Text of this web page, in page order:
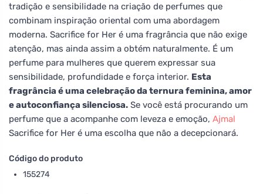
tradição e sensibilidade na criação de perfumes que
combinam inspiração oriental com uma abordagem
moderna. Sacrifice for Her é uma fragrância que não exige
atenção, mas ainda assim a obtém naturalmente. É um
perfume para mulheres que querem expressar sua
sensibilidade, profundidade e força interior. Esta
fragrância é uma celebração da ternura feminina, amor
e autoconfiança silenciosa. Se você está procurando um
perfume que a acompanhe com leveza e emoção, Ajmal
Sacrifice for Her é uma escolha que não a decepcionará.
Código do produto
155274